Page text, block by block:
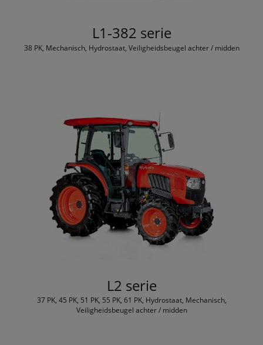
L1-382 serie
38 PK, Mechanisch, Hydrostaat, Veiligheidsbeugel achter / midden
L2 serie
37 PK, 45 PK, 51 PK, 55 PK, 61 PK, Hydrostaat, Mechanisch,
Veiligheidsbeugel achter / midden